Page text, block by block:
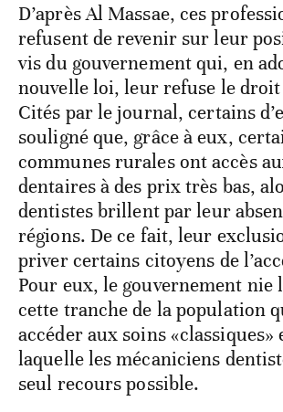
D’après Al Massae, ces
refusent de revenir sur leur
vis du gouvernement qui, en
nouvelle loi, leur refuse le
Cités par le journal, certains
souligné que, grâce à eux,
communes rurales ont accès
dentaires à des prix très bas,
dentistes brillent par leur
régions. De ce fait, leur
priver certains citoyens de
Pour eux, le gouvernement nie
cette tranche de la population
accéder aux soins «classiques»
laquelle les mécaniciens
seul recours possible.